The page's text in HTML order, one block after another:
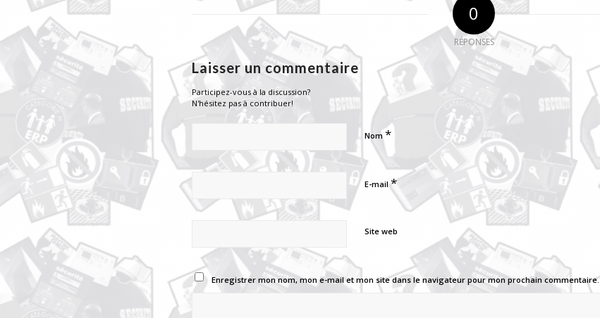
0
RÉPONSES
Laisser un commentaire
Participez-vous à la discussion?
N'hésitez pas à contribuer!
Nom *
E-mail*
Site web
Enregistrer mon nom, mon e-mail et mon site dans le navigateur pour mon prochain commentaire.